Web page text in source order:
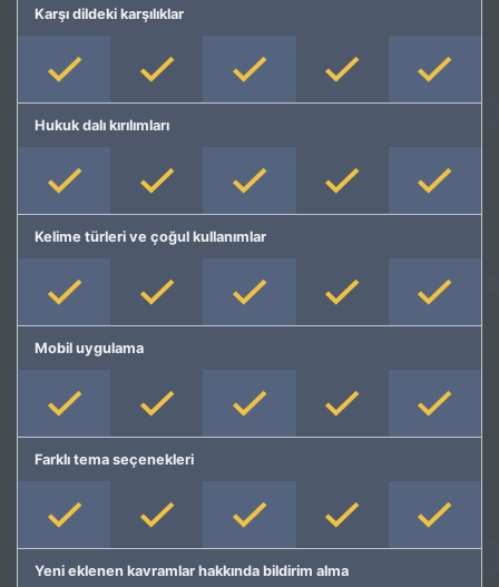
Karşı dildeki karşılıklar
Hukuk dalı kırılımları
Kelime türleri ve çoğul kullanımlar
Mobil uygulama
Farklı tema seçenekleri
Yeni eklenen kavramlar hakkında bildirim alma